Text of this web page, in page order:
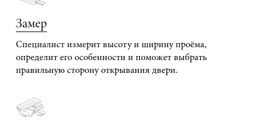
Замер
Специалист измерит высоту и ширину проёма,
определит его особенности и поможет выбрать
правильную сторону открывания двери.